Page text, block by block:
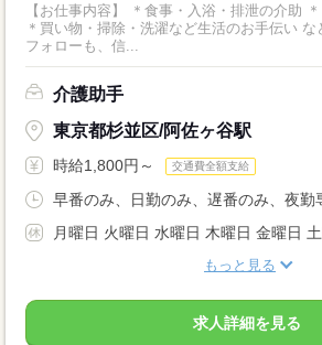
【お仕事内容】 ＊食事・入浴・排泄の介助
＊買い物・掃除・洗濯など生活のお手伝い など お仕事中のアフ
フォローも、信...
介護助手
東京都杉並区/阿佐ヶ谷駅
時給1,800円～ 交通費全額支給
早番のみ、日勤のみ、遅番のみ、夜勤
月曜日 火曜日 水曜日 木曜日 金曜日
もっと見る
求人詳細を見る